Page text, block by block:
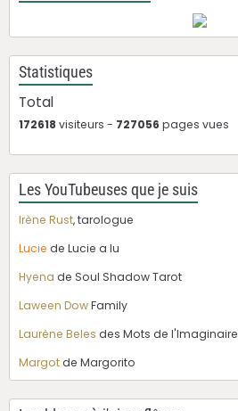
Statistiques
Total
172618 visiteurs - 727056 pages vues
Les YouTubeuses que je suis
Irène Rust, tarologue
Lucie de Lucie a lu
Hyena de Soul Shadow Tarot
Laween DowFamily
Laurène Beles des Mots de l'Imaginaire
Margotde Margorito